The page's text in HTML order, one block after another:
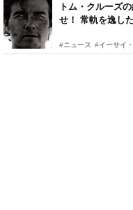
トム・クルーズ
せ！ 常軌を逸し
#ニュース #イーサイ